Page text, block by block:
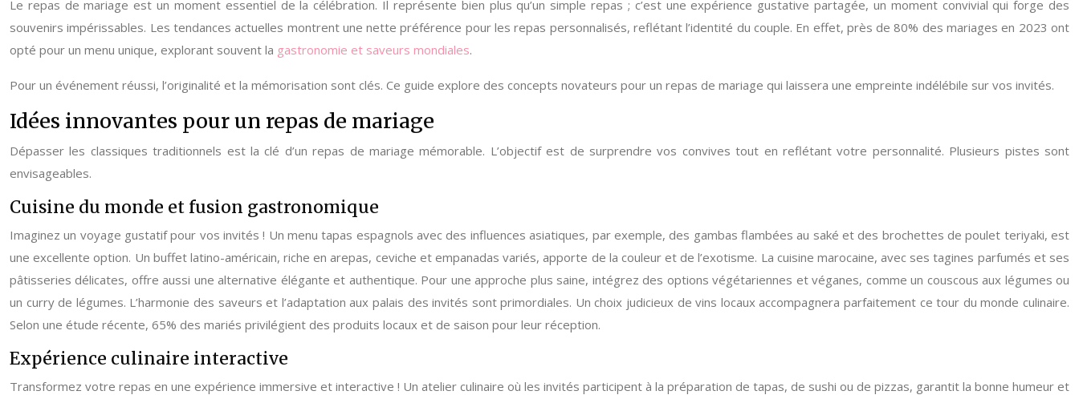
Le repas de mariage est un moment essentiel de la célébration. Il représente bien plus qu’un simple repas ; c’est une expérience gustative partagée, un moment convivial qui forge des
souvenirs impérissables. Les tendances actuelles montrent une nette préférence pour les repas personnalisés, reflétant l’identité du couple. En effet, près de 80% des mariages en 2023 ont
opté pour un menu unique, explorant souvent la gastronomie et saveurs mondiales.
Pour un événement réussi, l’originalité et la mémorisation sont clés. Ce guide explore des concepts novateurs pour un repas de mariage qui laissera une empreinte indélébile sur vos invités.
Idées innovantes pour un repas de mariage
Dépasser les classiques traditionnels est la clé d’un repas de mariage mémorable. L’objectif est de surprendre vos convives tout en reflétant votre personnalité. Plusieurs pistes sont
envisageables.
Cuisine du monde et fusion gastronomique
Imaginez un voyage gustatif pour vos invités ! Un menu tapas espagnols avec des influences asiatiques, par exemple, des gambas flambées au saké et des brochettes de poulet teriyaki, est
une excellente option. Un buffet latino-américain, riche en arepas, ceviche et empanadas variés, apporte de la couleur et de l’exotisme. La cuisine marocaine, avec ses tagines parfumés et ses
pâtisseries délicates, offre aussi une alternative élégante et authentique. Pour une approche plus saine, intégrez des options végétariennes et véganes, comme un couscous aux légumes ou
un curry de légumes. L’harmonie des saveurs et l’adaptation aux palais des invités sont primordiales. Un choix judicieux de vins locaux accompagnera parfaitement ce tour du monde culinaire.
Selon une étude récente, 65% des mariés privilégient des produits locaux et de saison pour leur réception.
Expérience culinaire interactive
Transformez votre repas en une expérience immersive et interactive ! Un atelier culinaire où les invités participent à la préparation de tapas, de sushi ou de pizzas, garantit la bonne humeur et